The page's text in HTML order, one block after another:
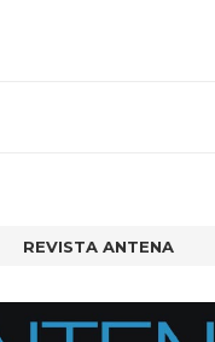
REVISTA ANTENA